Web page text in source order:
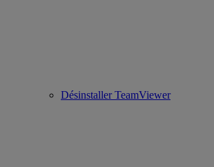
Désinstaller TeamViewer